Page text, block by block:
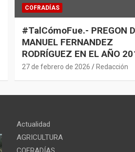
COFRADÍAS
#TalCómoFue.- PREGON
MANUEL FERNANDEZ
RODRÍGUEZ EN EL AÑO
27 de febrero de 2026 Redacción
Actualidad
AGRICULTURA